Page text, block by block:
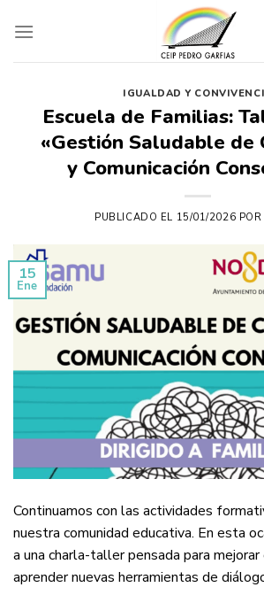
IGUALDAD Y
Escuela de Familias:
«Gestión Saludable de
y Comunicación
PUBLICADO EL 15/01/2026 POR
15
Ene
Continuamos con las actividades
nuestra comunidad educativa. En esta
a una charla-taller pensada para
aprender nuevas herramientas de